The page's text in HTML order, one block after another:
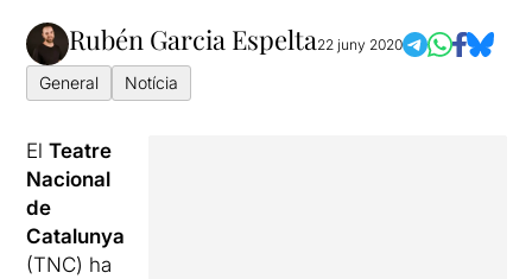
Rubén Garcia Espelta22 juny 2020
General Notícia
ElTeatre
Nacional
de
Catalunya
(TNC) ha